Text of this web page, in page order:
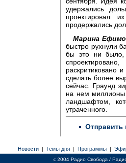
удержались
проектировал
продержались
Марина
быстро рухнули
бы это ни было,
раскритиковано
сделать более
сейчас. Граунд
на нем
ландшафтом,
утраченного.
Отправить
Новости | Темы дня | Программы |
c 2004 Радио Свобода /